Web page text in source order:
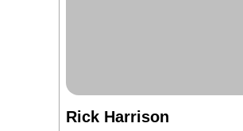
Rick Harrison